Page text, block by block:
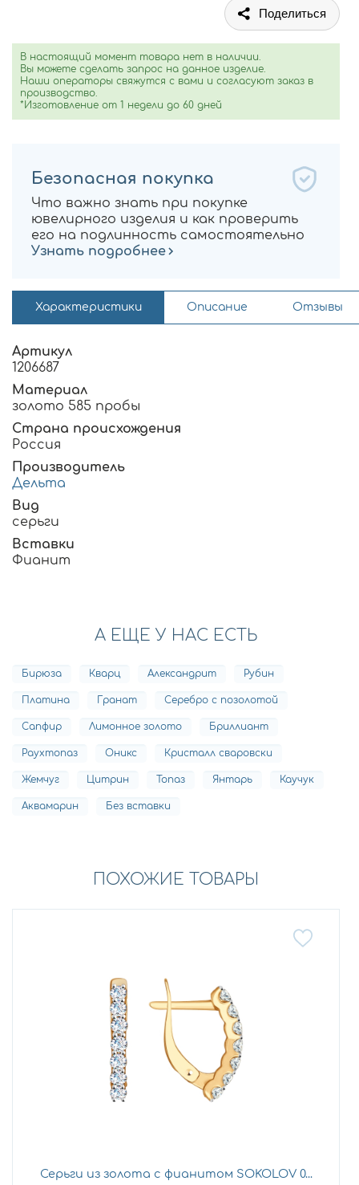
Поделиться
В настоящий момент товара нет в наличии.
Вы можете сделать запрос на данное изделие.
Наши операторы свяжутся с вами и согласуют заказ в
производство.
*Изготовление от 1 недели до 60 дней
Безопасная покупка
Что важно знать при покупке
ювелирного изделия и как проверить
его на подлинность самостоятельно
Узнать подробнее
Характеристики Описание Отзывы
Артикул
1206687
Материал
золото 585 пробы
Страна происхождения
Россия
Производитель
Дельта
Вид
серьги
Вставки
Фианит
А ЕЩЕ У НАС ЕСТЬ
Бирюза Кварц Александрит Рубин
Платина Гранат Серебро с позолотой
Сапфир Лимонное золото Бриллиант
Раухтопаз Оникс Кристалл сваровски
Жемчуг Цитрин Топаз Янтарь Каучук
Аквамарин Без вставки
ПОХОЖИЕ ТОВАРЫ
Серьги из золота с фианитом SOKOLOV 0...